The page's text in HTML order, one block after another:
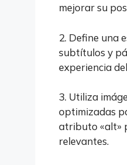
mejorar su
2. Define una
subtítulos y
experiencia
3. Utiliza
optimizadas
atributo «alt»
relevantes.